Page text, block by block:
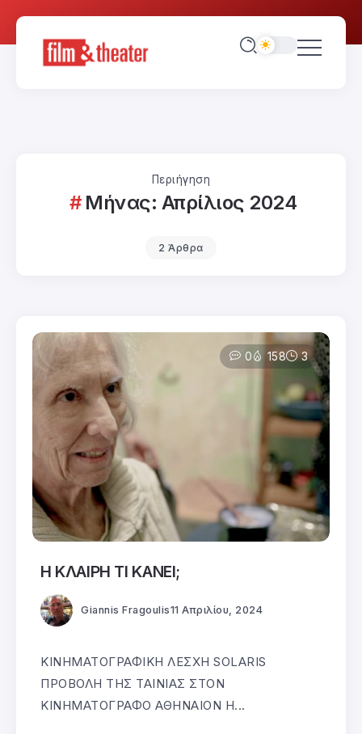
Περιήγηση
Μήνας: Απρίλιος 2024
2 Άρθρα
0 158 3
Η ΚΛΑΙΡΗ ΤΙ ΚΑΝΕΙ;
Giannis Fragoulis11 Απριλίου, 2024
ΚΙΝΗΜΑΤΟΓΡΑΦΙΚΗ ΛΕΣΧΗ SOLARIS
ΠΡΟΒΟΛΗ ΤΗΣ ΤΑΙΝΙΑΣ ΣΤΟΝ
ΚΙΝΗΜΑΤΟΓΡΑΦΟ ΑΘΗΝΑΙΟΝ Η...